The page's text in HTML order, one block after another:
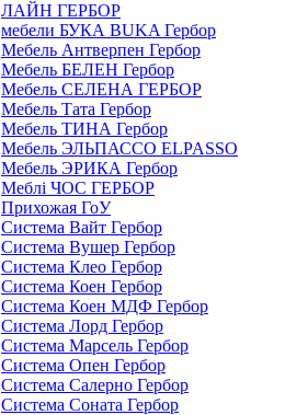
ЛАЙН ГЕРБОР
мебели БУКА BUKA Гербор
Мебель Антверпен Гербор
Мебель БЕЛЕН Гербор
Мебель СЕЛЕНА ГЕРБОР
Мебель Тата Гербор
Мебель ТИНА Гербор
Мебель ЭЛЬПАССО ELPASSO
Мебель ЭРИКА Гербор
Меблі ЧОС ГЕРБОР
Прихожая ГоУ
Система Вайт Гербор
Система Вушер Гербор
Система Клео Гербор
Система Коен Гербор
Система Коен МДФ Гербор
Система Лорд Гербор
Система Марсель Гербор
Система Опен Гербор
Система Салерно Гербор
Система Соната Гербор